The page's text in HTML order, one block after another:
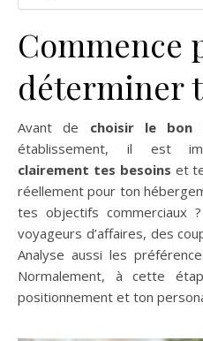
Commence
déterminer
Avant de choisir le bon
établissement, il est
clairement tes besoins et
réellement pour ton
tes objectifs commerciaux
voyageurs d’affaires, des
Analyse aussi les
Normalement, à cette
positionnement et ton